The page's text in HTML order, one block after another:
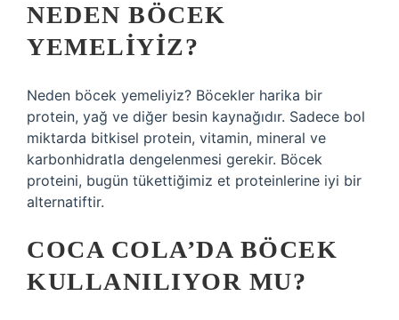
NEDEN BÖCEK
YEMELIYIZ?
Neden böcek yemeliyiz? Böcekler harika bir
protein, yağ ve diğer besin kaynağıdır. Sadece bol
miktarda bitkisel protein, vitamin, mineral ve
karbonhidratla dengelenmesi gerekir. Böcek
proteini, bugün tükettiğimiz et proteinlerine iyi bir
alternatiftir.
COCA COLA’DA BÖCEK
KULLANILIYOR MU?